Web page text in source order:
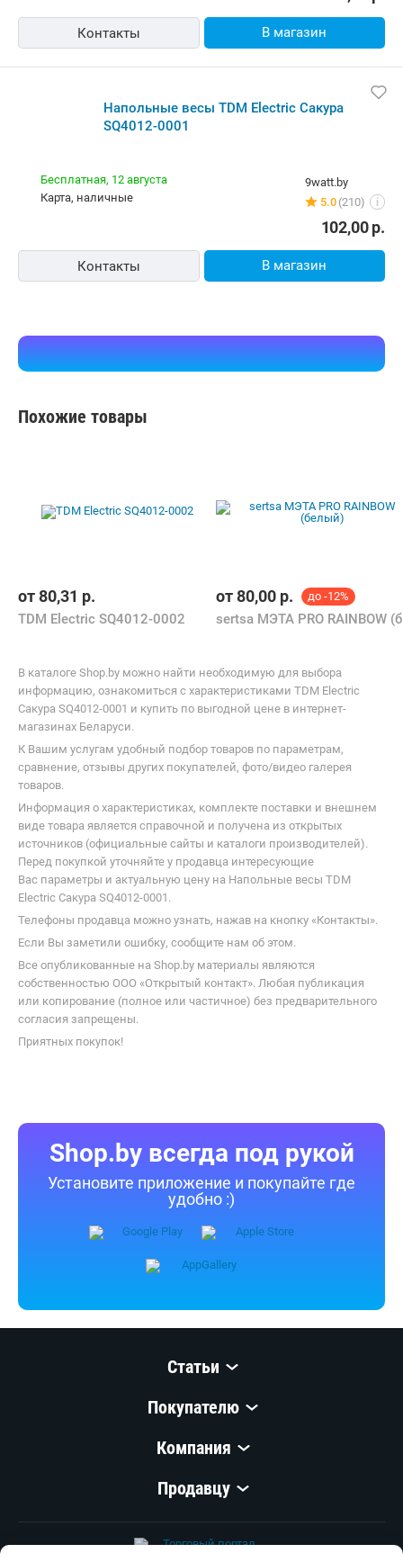
amd.by
4.0(2086) i
10,00 р.
80,31р.
Контакты В магазин
9watt.by
Бесплатная,12 августа
Контакты В магазин
Похожие товары
от80,31р.
TDM Electric SQ4012-0002
от80,00р.
В каталоге Shop.by можно найти необходимую для выбора
информацию, ознакомиться с характеристиками TDM Electric
Сакура SQ4012-0001 и купить по выгодной цене в интернет-
магазинах Беларуси.
К Вашим услугам удобный подбор товаров по параметрам,
сравнение, отзывы других покупателей, фото/видео галерея
товаров.
виде товара является справочной и получена из открытых
источников (официальные сайты и каталоги производителей).
Перед покупкой уточняйте у продавца интересующие
Вас параметры и актуальную цену на Напольные весы TDM
Electric Сакура SQ4012-0001.
Телефоны продавца можно узнать, нажав на кнопку «Контакты».
Если Вы заметили ошибку, сообщите нам об этом.
согласия запрещены.
Приятных покупок!
Shop.by всегда под рукой
Компания